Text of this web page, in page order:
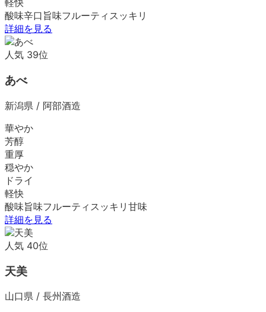
軽快
酸味辛口 旨味フルーティ スッキリ
詳細を見る
人気 39位
あべ
新潟県 / 阿部酒造
華やか
芳醇
重厚
穏やか
ドライ
軽快
酸味旨味フルーティ スッキリ 甘味
詳細を見る
人気 40位
天美
山口県 / 長州酒造